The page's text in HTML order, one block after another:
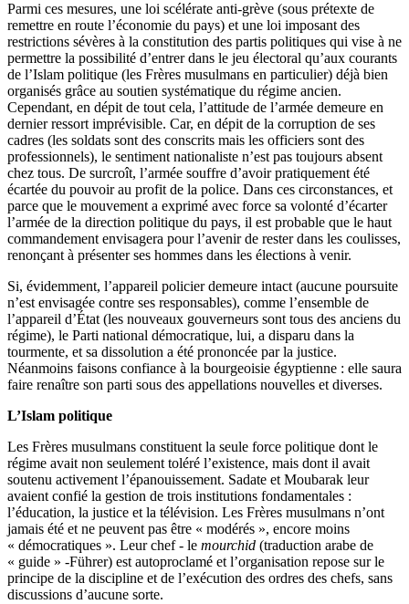
Parmi ces mesures, une loi scélérate anti-grève (sous prétexte de
remettre en route l’économie du pays) et une loi imposant des
restrictions sévères à la constitution des partis politiques qui vise à ne
permettre la possibilité d’entrer dans le jeu électoral qu’aux courants
de l’Islam politique (les Frères musulmans en particulier) déjà bien
organisés grâce au soutien systématique du régime ancien.
Cependant, en dépit de tout cela, l’attitude de l’armée demeure en
dernier ressort imprévisible. Car, en dépit de la corruption de ses
cadres (les soldats sont des conscrits mais les officiers sont des
professionnels), le sentiment nationaliste n’est pas toujours absent
chez tous. De surcroît, l’armée souffre d’avoir pratiquement été
écartée du pouvoir au profit de la police. Dans ces circonstances, et
parce que le mouvement a exprimé avec force sa volonté d’écarter
l’armée de la direction politique du pays, il est probable que le haut
commandement envisagera pour l’avenir de rester dans les coulisses,
renonçant à présenter ses hommes dans les élections à venir.
Si, évidemment, l’appareil policier demeure intact (aucune poursuite
n’est envisagée contre ses responsables), comme l’ensemble de
l’appareil d’État (les nouveaux gouverneurs sont tous des anciens du
régime), le Parti national démocratique, lui, a disparu dans la
tourmente, et sa dissolution a été prononcée par la justice.
Néanmoins faisons confiance à la bourgeoisie égyptienne : elle saura
faire renaître son parti sous des appellations nouvelles et diverses.
L’Islam politique
Les Frères musulmans constituent la seule force politique dont le
régime avait non seulement toléré l’existence, mais dont il avait
soutenu activement l’épanouissement. Sadate et Moubarak leur
avaient confié la gestion de trois institutions fondamentales :
l’éducation, la justice et la télévision. Les Frères musulmans n’ont
jamais été et ne peuvent pas être « modérés », encore moins
« démocratiques ». Leur chef - le mourchid (traduction arabe de
« guide » -Führer) est autoproclamé et l’organisation repose sur le
principe de la discipline et de l’exécution des ordres des chefs, sans
discussions d’aucune sorte.